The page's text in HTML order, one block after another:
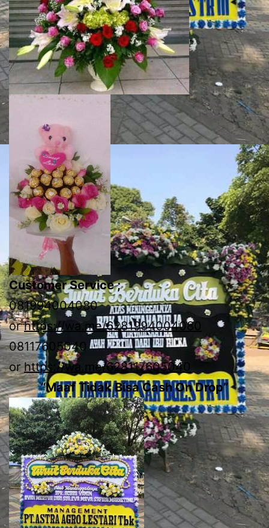
Customer Service ;
081994004080
orhttps://wa.me/6281994004080
08117605040
orhttps://wa.me/628117605040
“Maaf Tidak Bisa Cash On Drop”